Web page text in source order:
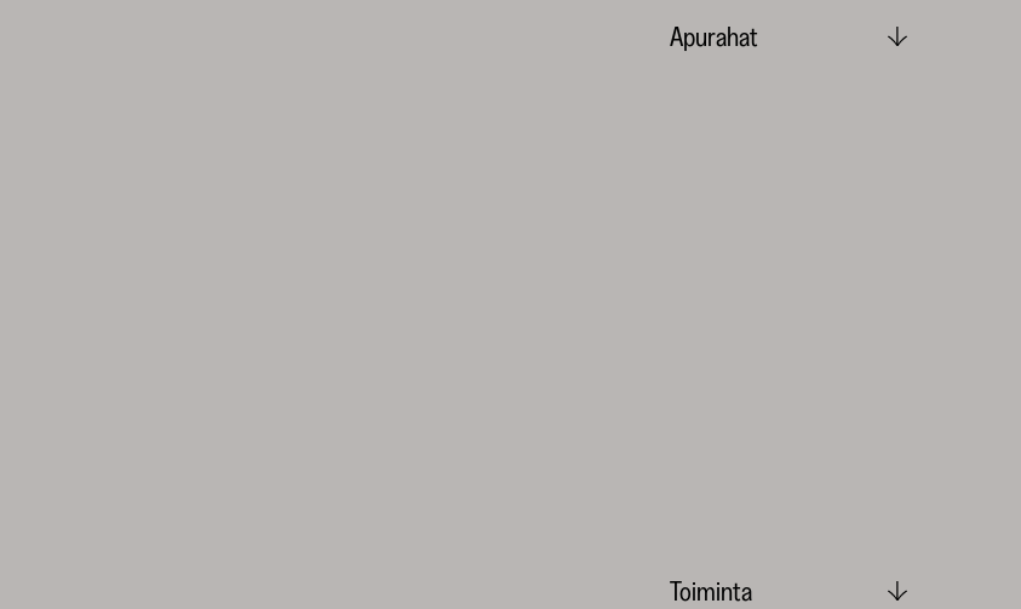
Apurahat
Toiminta